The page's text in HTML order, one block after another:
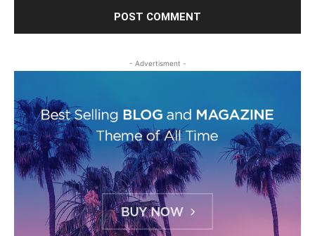
- Advertisment -